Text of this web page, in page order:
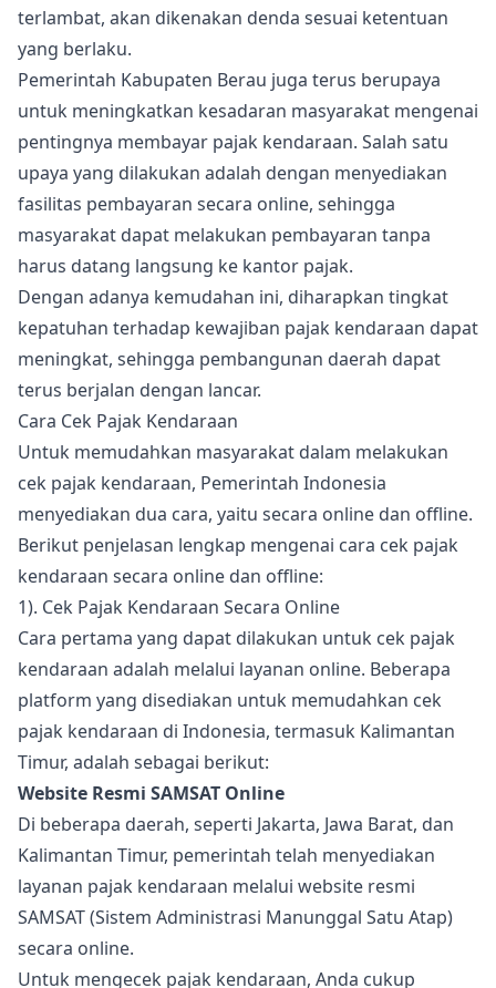
terlambat, akan dikenakan denda sesuai ketentuan
yang berlaku.
Pemerintah Kabupaten Berau juga terus berupaya
untuk meningkatkan kesadaran masyarakat mengenai
pentingnya membayar pajak kendaraan. Salah satu
upaya yang dilakukan adalah dengan menyediakan
fasilitas pembayaran secara online, sehingga
masyarakat dapat melakukan pembayaran tanpa
harus datang langsung ke kantor pajak.
Dengan adanya kemudahan ini, diharapkan tingkat
kepatuhan terhadap kewajiban pajak kendaraan dapat
meningkat, sehingga pembangunan daerah dapat
terus berjalan dengan lancar.
Cara Cek Pajak Kendaraan
Untuk memudahkan masyarakat dalam melakukan
cek pajak kendaraan, Pemerintah Indonesia
menyediakan dua cara, yaitu secara online dan offline.
Berikut penjelasan lengkap mengenai cara cek pajak
kendaraan secara online dan offline:
1). Cek Pajak Kendaraan Secara Online
Cara pertama yang dapat dilakukan untuk cek pajak
kendaraan adalah melalui layanan online. Beberapa
platform yang disediakan untuk memudahkan cek
pajak kendaraan di Indonesia, termasuk Kalimantan
Timur, adalah sebagai berikut:
Website Resmi SAMSAT Online
Di beberapa daerah, seperti Jakarta, Jawa Barat, dan
Kalimantan Timur, pemerintah telah menyediakan
layanan pajak kendaraan melalui website resmi
SAMSAT (Sistem Administrasi Manunggal Satu Atap)
secara online.
Untuk mengecek pajak kendaraan, Anda cukup